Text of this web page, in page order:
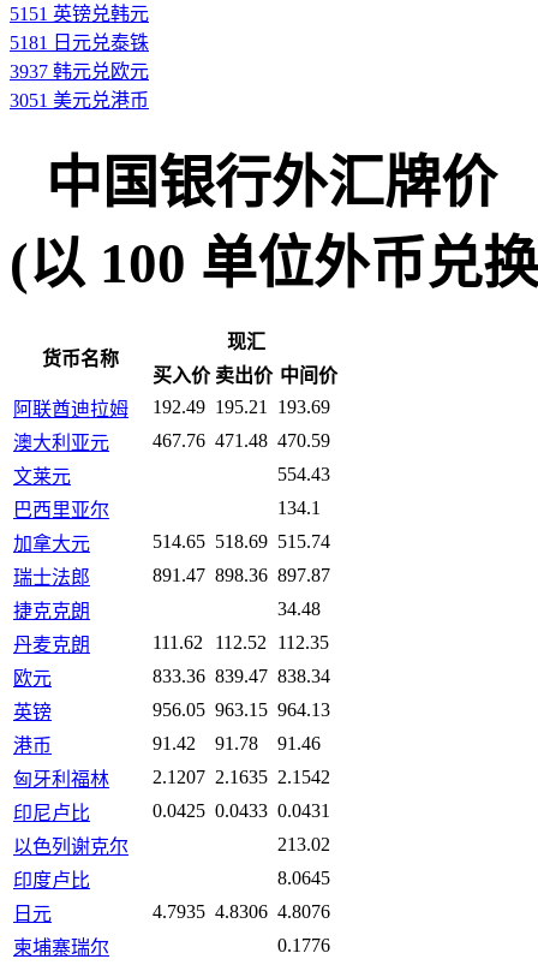
5151 英镑兑韩元
5181 日元兑泰铢
3937 韩元兑欧元
3051 美元兑港币
中国银行外汇牌价
(以 100 单位外币兑
货币名称
现汇
买入价 卖出价 中间价
阿联酋迪拉姆
192.49 195.21
193.69
澳大利亚元
467.76 471.48 470.59
文莱元
554.43
巴西里亚尔
134.1
加拿大元
514.65 518.69 515.74
瑞士法郎
891.47 898.36 897.87
捷克克朗
34.48
丹麦克朗
111.62 112.52
112.35
欧元
833.36 839.47 838.34
英镑
956.05 963.15 964.13
港币
91.42 91.78
91.46
匈牙利福林
2.1207 2.1635 2.1542
印尼卢比
0.0425 0.0433 0.0431
以色列谢克尔
213.02
印度卢比
8.0645
日元
4.7935 4.8306 4.8076
柬埔寨瑞尔
0.1776